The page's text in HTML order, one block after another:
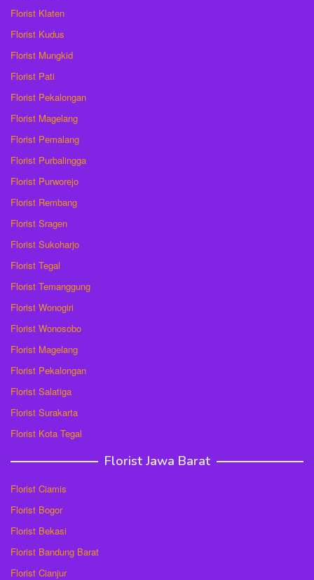
Florist Klaten
Florist Kudus
Florist Mungkid
Florist Pati
Florist Pekalongan
Florist Magelang
Florist Pemalang
Florist Purbalingga
Florist Purworejo
Florist Rembang
Florist Sragen
Florist Sukoharjo
Florist Tegal
Florist Temanggung
Florist Wonogiri
Florist Wonosobo
Florist Magelang
Florist Pekalongan
Florist Salatiga
Florist Surakarta
Florist Kota Tegal
Florist Jawa Barat
Florist Ciamis
Florist Bogor
Florist Bekasi
Florist Bandung Barat
Florist Cianjur